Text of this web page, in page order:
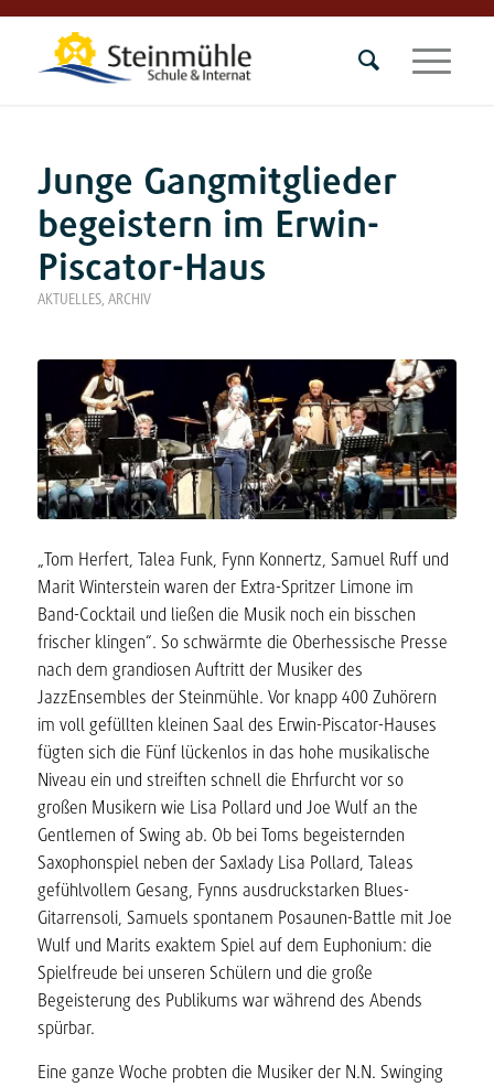
Junge Gangmitglieder
begeistern im Erwin-
Piscator-Haus
AKTUELLES, ARCHIV
„Tom Herfert, Talea Funk, Fynn Konnertz, Samuel Ruff und
Marit Winterstein waren der Extra-Spritzer Limone im
Band-Cocktail und ließen die Musik noch ein bisschen
frischer klingen“. So schwärmte die Oberhessische Presse
nach dem grandiosen Auftritt der Musiker des
JazzEnsembles der Steinmühle. Vor knapp 400 Zuhörern
im voll gefüllten kleinen Saal des Erwin-Piscator-Hauses
fügten sich die Fünf lückenlos in das hohe musikalische
Niveau ein und streiften schnell die Ehrfurcht vor so
großen Musikern wie Lisa Pollard und Joe Wulf an the
Gentlemen of Swing ab. Ob bei Toms begeisternden
Saxophonspiel neben der Saxlady Lisa Pollard, Taleas
gefühlvollem Gesang, Fynns ausdruckstarken Blues-
Gitarrensoli, Samuels spontanem Posaunen-Battle mit Joe
Wulf und Marits exaktem Spiel auf dem Euphonium: die
Spielfreude bei unseren Schülern und die große
Begeisterung des Publikums war während des Abends
spürbar.
Eine ganze Woche probten die Musiker der N.N. Swinging